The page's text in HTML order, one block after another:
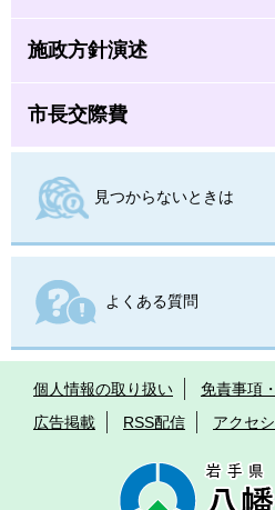
施政方針演述
市長交際費
見つからないときは
よくある質問
個人情報の取り扱い
免責事項
広告掲載
RSS配信 アクセ